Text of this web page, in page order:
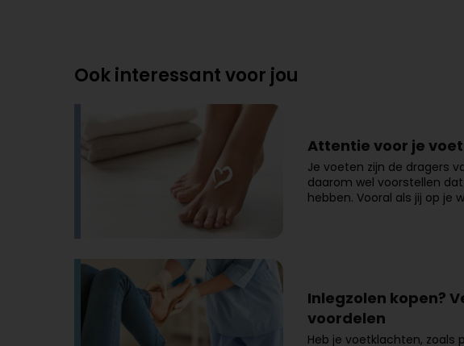
Ook interessant voor jou
Attentie voor je
Je voeten zijn de dragers
daarom wel voorstellen
hebben. Vooral als jij op je
Inlegzolen kopen?
voordelen
Heb je voetklachten, zoals